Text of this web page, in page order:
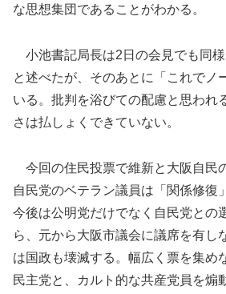
な思想集団であることがわかる。
小池書記局長は2日の会見でも同様
と述べたが、そのあとに「これでノ
いる。批判を浴びての配慮と思われ
さは払しょくできていない。
今回の住民投票で維新と大阪自民
自民党のベテラン議員は「関係修復
今後は公明党だけでなく自民党との
ら、元から大阪市議会に議席を有し
は国政も壊滅する。幅広く票を集め
民主党と、カルト的な共産党員を煽